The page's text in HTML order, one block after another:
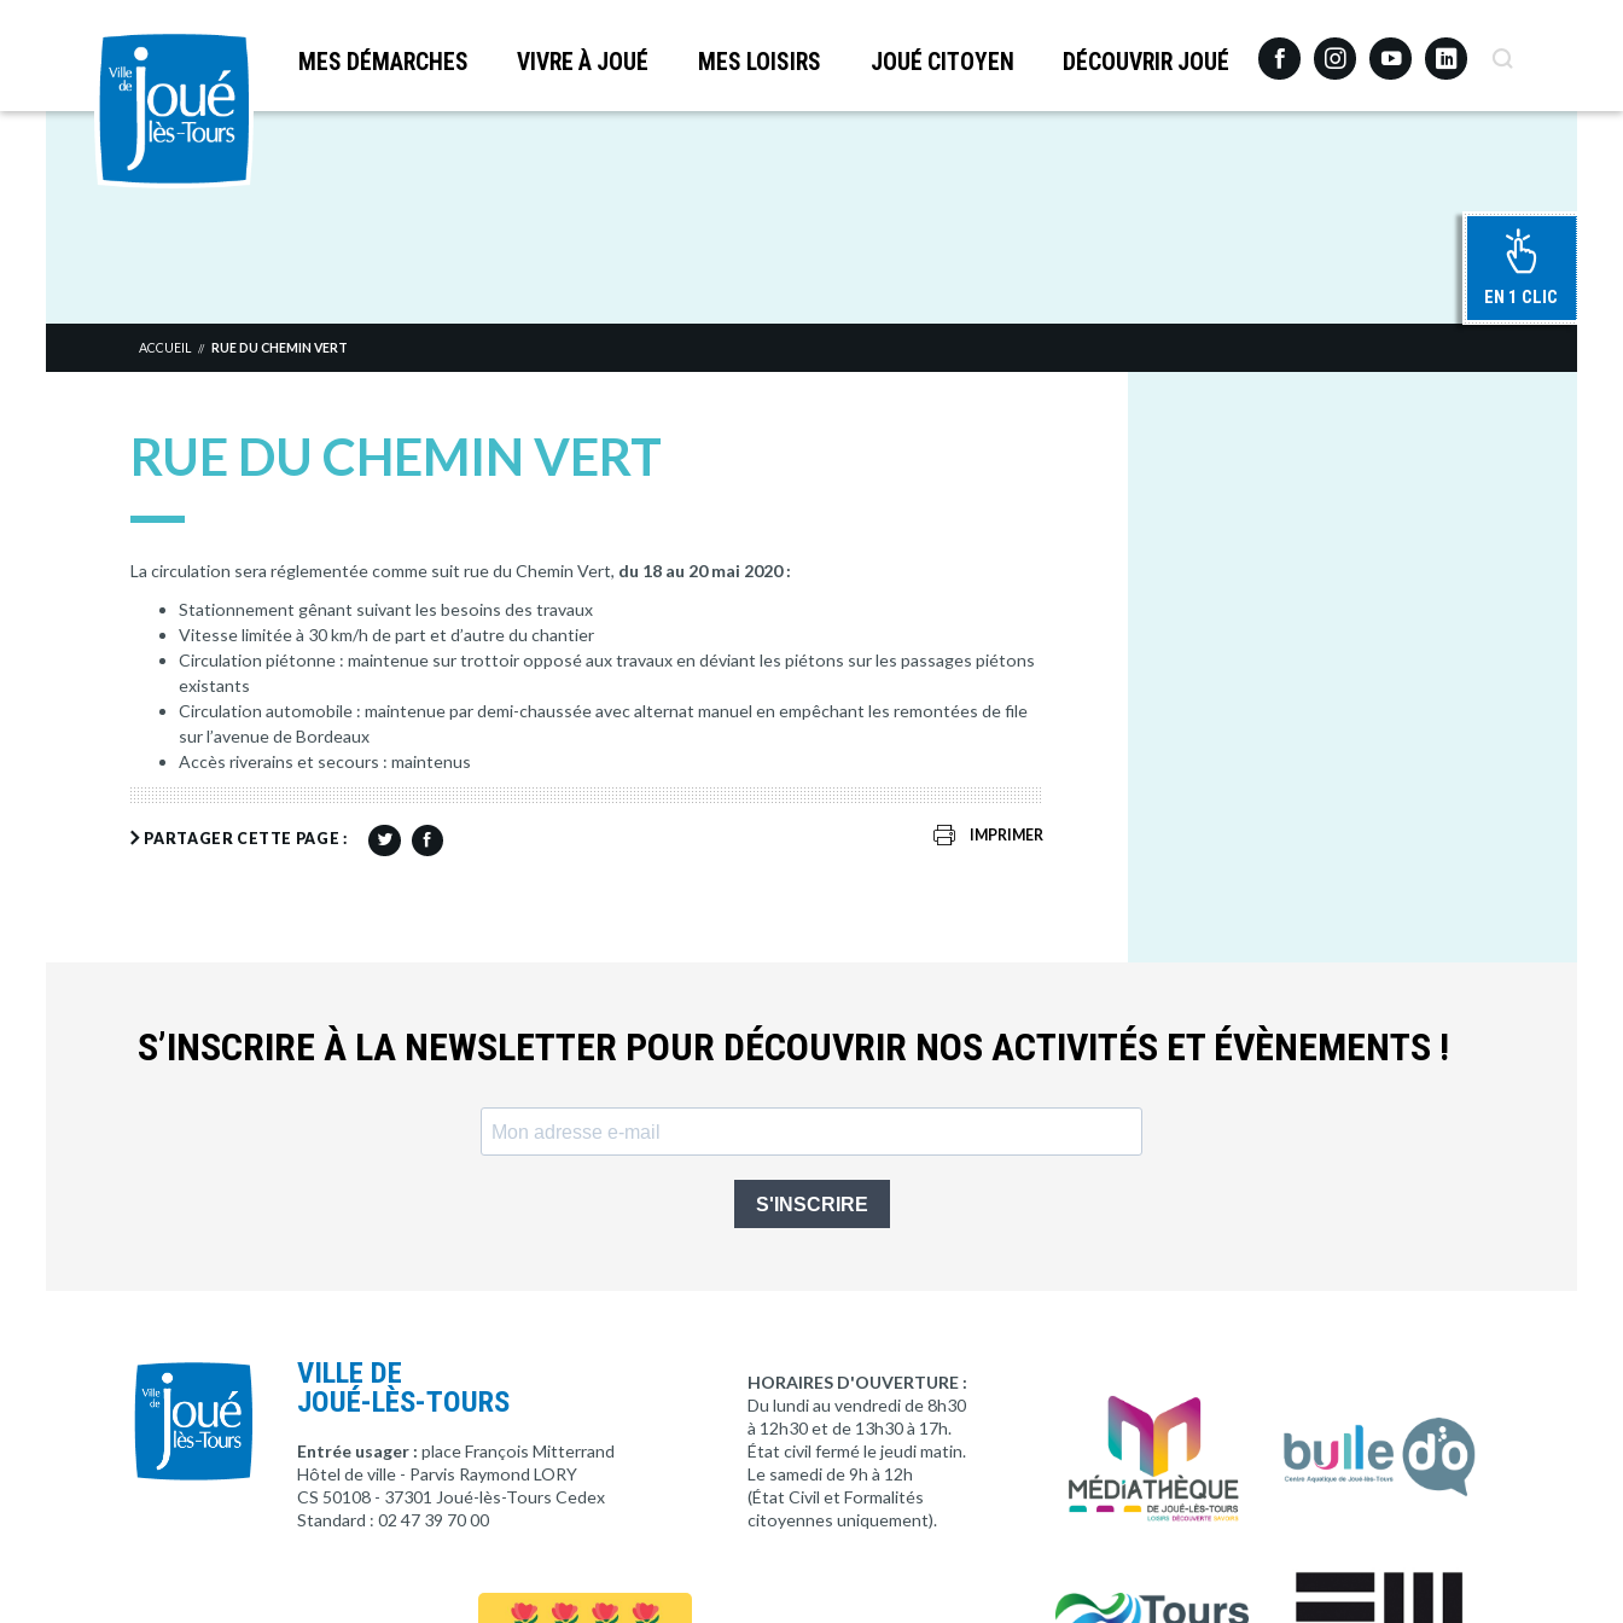
Aller
MES DÉMARCHES VIVRE À JOUÉ MES LOISIRS JOUÉ CITOYEN DÉCOUVRIR JOUÉ FacebookInstagramYoutubeLinkedinRecherche
EN 1 CLIC
ACCUEIL // RUE DU CHEMIN VERT
RUE DU CHEMIN VERT
La circulation sera réglementée comme suit rue du Chemin Vert, du 18 au 20 mai 2020 :
Stationnement gênant suivant les besoins des travaux
Vitesse limitée à 30 km/h de part et d’autre du chantier
Circulation piétonne : maintenue sur trottoir opposé aux travaux en déviant les piétons sur les passages piétons
existants
Circulation automobile : maintenue par demi-chaussée avec alternat manuel en empêchant les remontées de file
sur l’avenue de Bordeaux
Accès riverains et secours : maintenus
PARTAGER CETTE PAGE : IMPRIMER
S’INSCRIRE À LA NEWSLETTER POUR DÉCOUVRIR NOS ACTIVITÉS ET ÉVÈNEMENTS !
S'INSCRIRE
VILLE DE
JOUÉ-LÈS-TOURS
Entrée usager : place François Mitterrand
Hôtel de ville - Parvis Raymond LORY
CS 50108 - 37301 Joué-lès-Tours Cedex
Standard : 02 47 39 70 00
HORAIRES D'OUVERTURE :
Du lundi au vendredi de 8h30
à 12h30 et de 13h30 à 17h.
État civil fermé le jeudi matin.
Le samedi de 9h à 12h
(État Civil et Formalités
citoyennes uniquement).